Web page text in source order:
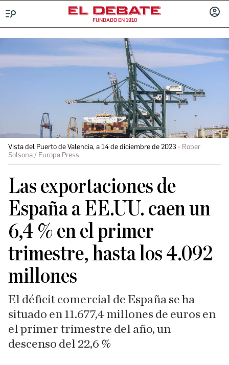
FUNDADO EN 1910
Vista del Puerto de Valencia, a 14 de diciembre de 2023
Rober
Solsona / Europa Press
Las exportaciones de
España a EE.UU. caen un
6,4 % en el primer
trimestre, hasta los 4.092
millones
El déficit comercial de España se ha
situado en 11.677,4 millones de euros en
el primer trimestre del año, un
descenso del 22,6 %